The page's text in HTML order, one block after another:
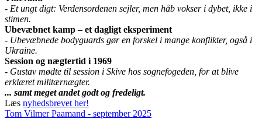
- Et ungt digt: Verdensordenen sejler, men håb vokser i dybet, ikke i
stimen.
Ubevæbnet kamp – et dagligt eksperiment
- Ubevæbnede bodyguards gør en forskel i mange konflikter, også i
Ukraine.
Session og nægtertid i 1969
- Gustav mødte til session i Skive hos sognefogeden, for at blive
erklæret militærnægter.
... samt meget andet godt og fredeligt.
Læs nyhedsbrevet her!
Tom Vilmer Paamand - september 2025